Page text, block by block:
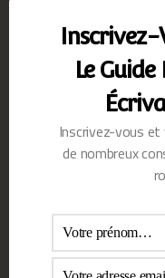
editions-
Les autres boutiques
dans les jours qui
pour la version papier.
https://amzn.to/
Partager :
Facebook
Inscrivez-
Le
Inscrivez-vous et
de nombreux